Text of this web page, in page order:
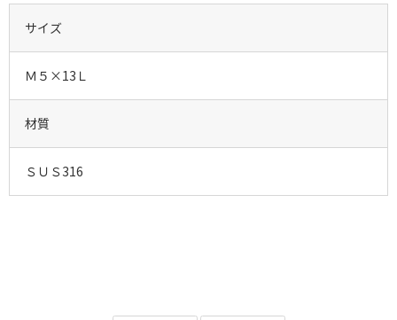
サイズ
Ｍ５×13Ｌ
材質
ＳＵＳ316